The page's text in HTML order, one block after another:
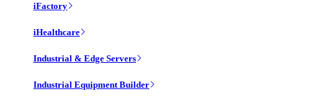
iFactory
iHealthcare
Industrial & Edge Servers
Industrial Equipment Builder